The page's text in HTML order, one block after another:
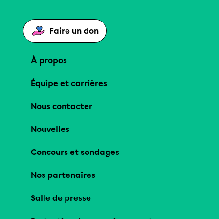
Faire un don
À propos
Équipe et carrières
Nous contacter
Nouvelles
Concours et sondages
Nos partenaires
Salle de presse